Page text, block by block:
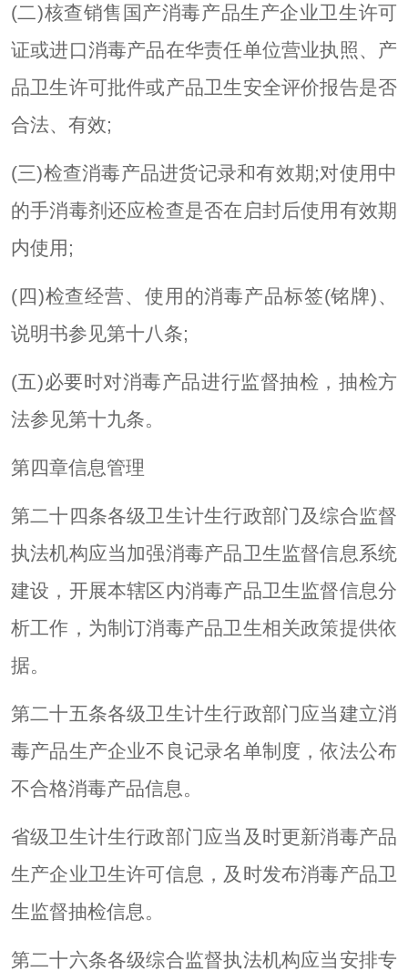
(二)核查销售国产消毒产品生产企业卫生许可
证或进口消毒产品在华责任单位营业执照、产
品卫生许可批件或产品卫生安全评价报告是否
合法、有效;
(三)检查消毒产品进货记录和有效期;对使用中
的手消毒剂还应检查是否在启封后使用有效期
内使用;
(四)检查经营、使用的消毒产品标签(铭牌)、
说明书参见第十八条;
(五)必要时对消毒产品进行监督抽检，抽检方
法参见第十九条。
第四章信息管理
第二十四条各级卫生计生行政部门及综合监督
执法机构应当加强消毒产品卫生监督信息系统
建设，开展本辖区内消毒产品卫生监督信息分
析工作，为制订消毒产品卫生相关政策提供依
据。
第二十五条各级卫生计生行政部门应当建立消
毒产品生产企业不良记录名单制度，依法公布
不合格消毒产品信息。
省级卫生计生行政部门应当及时更新消毒产品
生产企业卫生许可信息，及时发布消毒产品卫
生监督抽检信息。
第二十六条各级综合监督执法机构应当安排专